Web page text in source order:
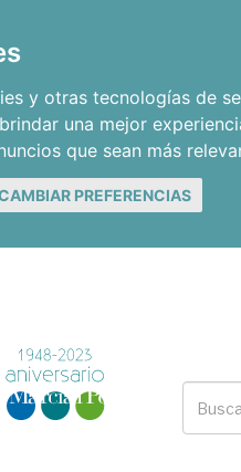
y otras tecnologías de
una mejor
que sean más
PREFERENCIAS